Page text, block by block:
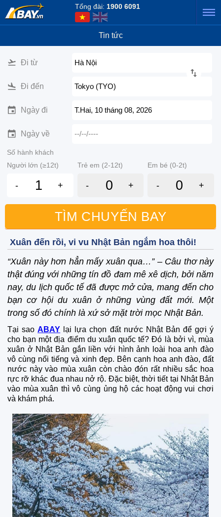
Tổng đài: 1900 6091
Tin tức
Đi từ Hà Nội
Đi đến Tokyo (TYO)
Ngày đi T.Hai, 10 tháng 08, 2026
Ngày về --/--/----
Số hành khách
Người lớn (≥12t)
Trẻ em (2-12t) Em bé (0-2t)
- + - + - +
TÌM CHUYẾN BAY
Xuân đến rồi, vi vu Nhật Bản ngắm hoa thôi!
“Xuân này hơn hẳn mấy xuân qua…” – Câu thơ này
thật đúng với những tín đồ đam mê xê dịch, bởi năm
nay, du lịch quốc tế đã được mở cửa, mang đến cho
bạn cơ hội du xuân ở những vùng đất mới. Một
trong số đó chính là xứ sở mặt trời mọc Nhật Bản.
Tại saoABAY lại lựa chọn đất nước Nhật Bản để gợi ý
cho bạn một địa điểm du xuân quốc tế? Đó là bởi vì, mùa
xuân ở Nhật Bản gắn liền với hình ảnh loài hoa anh đào
vô cùng nổi tiếng và xinh đẹp. Bên cạnh hoa anh đào, đất
nước này vào mùa xuân còn chào đón rất nhiều sắc hoa
rực rỡ khác đua nhau nở rộ. Đặc biệt, thời tiết tại Nhật Bản
vào mùa xuân thì vô cùng ủng hộ các hoạt động vui chơi
và khám phá.